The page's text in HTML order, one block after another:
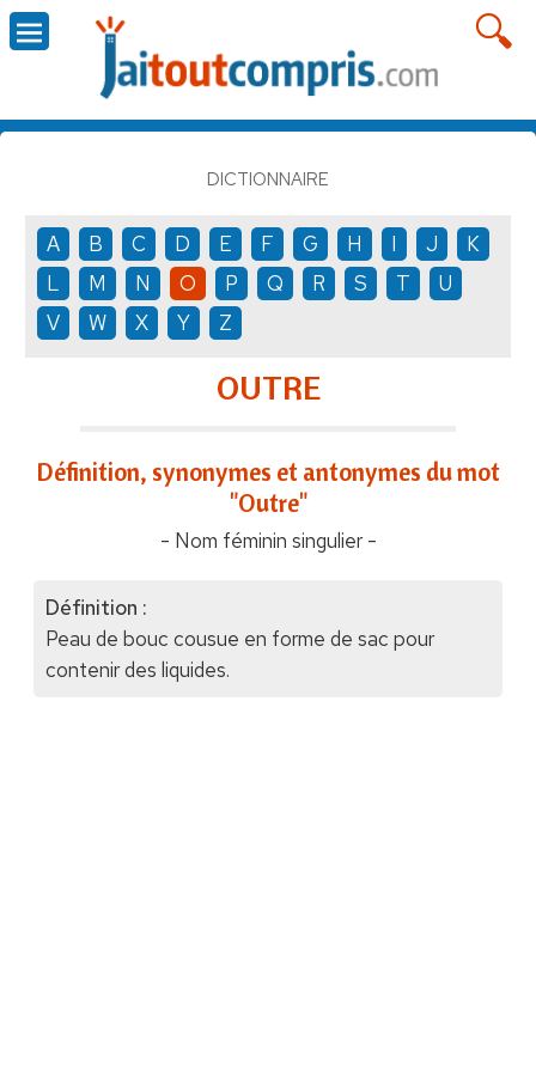
DICTIONNAIRE
A B C D E F G H I J
K
L
M N O P Q R S T
U
V
W X Y Z
OUTRE
Définition, synonymes et antonymes du mot
"Outre"
- Nom féminin singulier -
Définition :
Peau de bouc cousue en forme de sac pour
contenir des liquides.